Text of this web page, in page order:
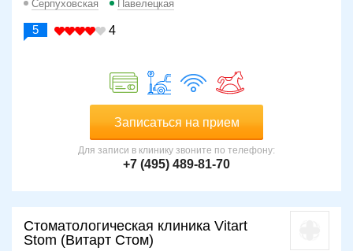
Серпуховская
Павелецкая
5 4
Записаться на прием
Для записи в клинику звоните по телефону:
+7 (495) 489-81-70
Стоматологическая клиника Vitart
Stom (Витарт Стом)